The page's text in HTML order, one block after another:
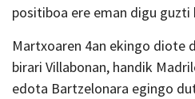
positiboa ere eman digu guzti
Martxoaren 4an ekingo diote
birari Villabonan, handik
edota Bartzelonara egingo